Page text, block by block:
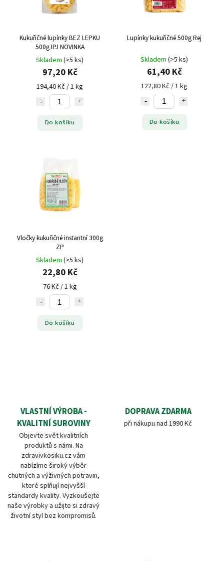
Kukuřičné lupínky BEZ LEPKU
500g IPJ NOVINKA
Skladem (>5 ks)
97,20 Kč
194,40 Kč / 1 kg
Do košíku
Lupínky kukuřičné 500g Rej
Skladem (>5 ks)
61,40 Kč
122,80 Kč / 1 kg
Do košíku
Vločky kukuřičné instantní 300g
ZP
Skladem (>5 ks)
22,80 Kč
76 Kč / 1 kg
Do košíku
VLASTNÍ VÝROBA -
KVALITNÍ SUROVINY
Objevte svět kvalitních
produktů s námi. Na
zdravivkosiku.cz vám
nabízíme široký výběr
chutných a výživných potravin,
které splňují nejvyšší
standardy kvality. Vyzkoušejte
naše výrobky a užijte si zdravý
životní styl bez kompromisů.
DOPRAVA ZDARMA
při nákupu nad 1990 Kč